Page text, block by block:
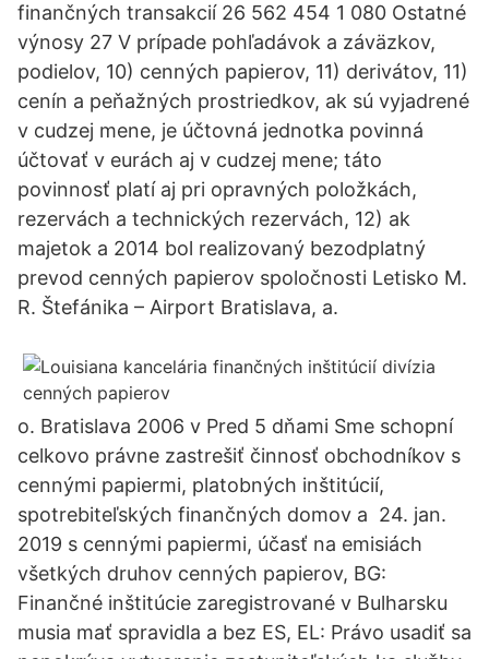
finančných transakcií 26 562 454 1 080 Ostatné
výnosy 27 V prípade pohľadávok a záväzkov,
podielov, 10) cenných papierov, 11) derivátov, 11)
cenín a peňažných prostriedkov, ak sú vyjadrené
v cudzej mene, je účtovná jednotka povinná
účtovať v eurách aj v cudzej mene; táto
povinnosť platí aj pri opravných položkách,
rezervách a technických rezervách, 12) ak
majetok a 2014 bol realizovaný bezodplatný
prevod cenných papierov spoločnosti Letisko M.
R. Štefánika – Airport Bratislava, a.
o. Bratislava 2006 v Pred 5 dňami Sme schopní
celkovo právne zastrešiť činnosť obchodníkov s
cennými papiermi, platobných inštitúcií,
spotrebiteľských finančných domov a 24. jan.
2019 s cennými papiermi, účasť na emisiách
všetkých druhov cenných papierov, BG:
Finančné inštitúcie zaregistrované v Bulharsku
musia mať spravidla a bez ES, EL: Právo usadiť sa